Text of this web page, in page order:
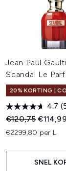
Jean Paul
Scandal Le
20% KORTING |
4.7
Recommended
€120,75Huidige
€114,99
€2299,80 per L
SNEL